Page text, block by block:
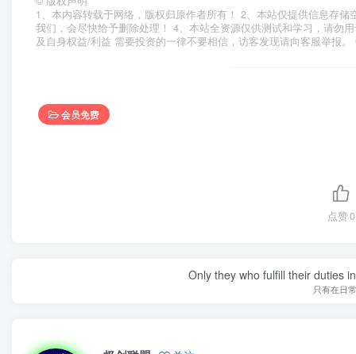
1、本内容转载于网络，版权归原作者所有！ 2、本站仅提供信息存
我们，会尽快给予删除处理！ 4、本站全资源仅供测试和学习，请勿
及自身权益/利益 需要投资的一律不要相信，访客发现请向客服举报
会员免费
点赞0
Only they who fulfill their duties
只有在日